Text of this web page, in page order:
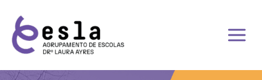
content